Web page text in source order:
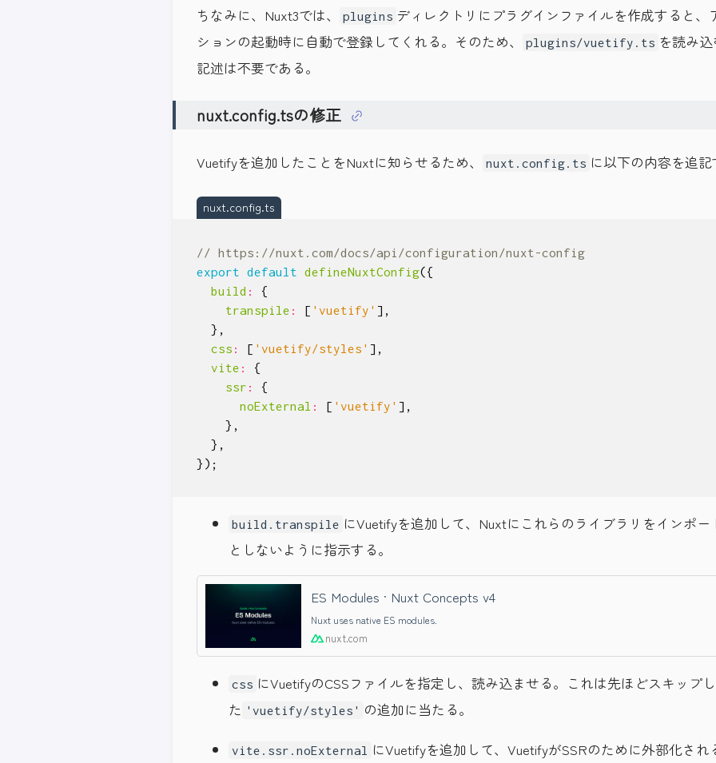
ちなみに、Nuxt3では、 plugins ディレクトリにプラグインファイルを作成すると、
ションの起動時に自動で登録してくれる。そのため、
plugins/vuetify.ts を読み
記述は不要である。
nuxt.config.tsの修正
Vuetifyを追加したことをNuxtに知らせるため、 nuxt.config.ts に以下の内容を追
nuxt.config.ts
// https://nuxt.com/docs/api/configuration/nuxt-config
export default defineNuxtConfig({
build :
{
transpile : [ 'vuetify' ],
},
css : [ 'vuetify/styles' ],
vite :
{
ssr :
{
noExternal : [ 'vuetify' ],
},
},
});
build.transpile にVuetifyを追加して、Nuxtにこれらのライブラリをインポー
としないように指示する。
ES Modules · Nuxt Concepts v4
Nuxt uses native ES modules.
nuxt.com
css にVuetifyのCSSファイルを指定し、読み込ませる。これは先ほどスキップし
た 'vuetify/styles' の追加に当たる。
vite.ssr.noExternal にVuetifyを追加して、VuetifyがSSRのために外部化され